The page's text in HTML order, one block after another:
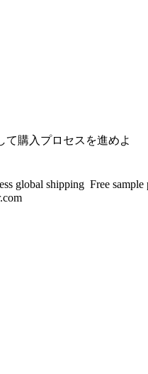
て購入プロセスを進めよ
global shippingFree sample